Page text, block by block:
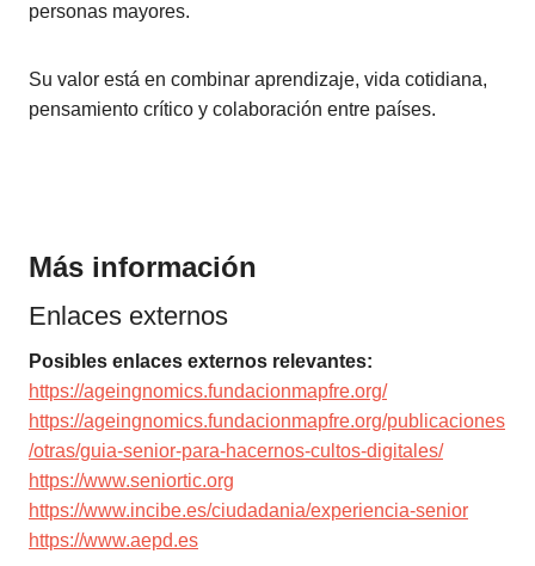
personas mayores.
Su valor está en combinar aprendizaje, vida cotidiana,
pensamiento crítico y colaboración entre países.
Más información
Enlaces externos
Posibles enlaces externos relevantes:
https://ageingnomics.fundacionmapfre.org/
https://ageingnomics.fundacionmapfre.org/publicaciones
/otras/guia-senior-para-hacernos-cultos-digitales/
https://www.seniortic.org
https://www.incibe.es/ciudadania/experiencia-senior
https://www.aepd.es